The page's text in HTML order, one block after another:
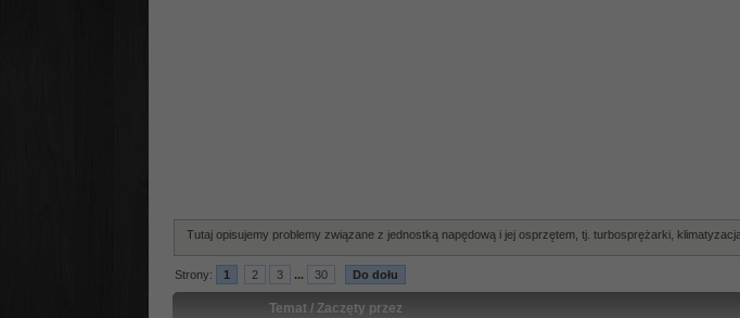
Tutaj opisujemy problemy związane z jednostką napędową i jej osprzętem, tj. turbosprężarki,
Strony: 1 2 3 ... 30 Do dołu
Temat /Zaczęty przez